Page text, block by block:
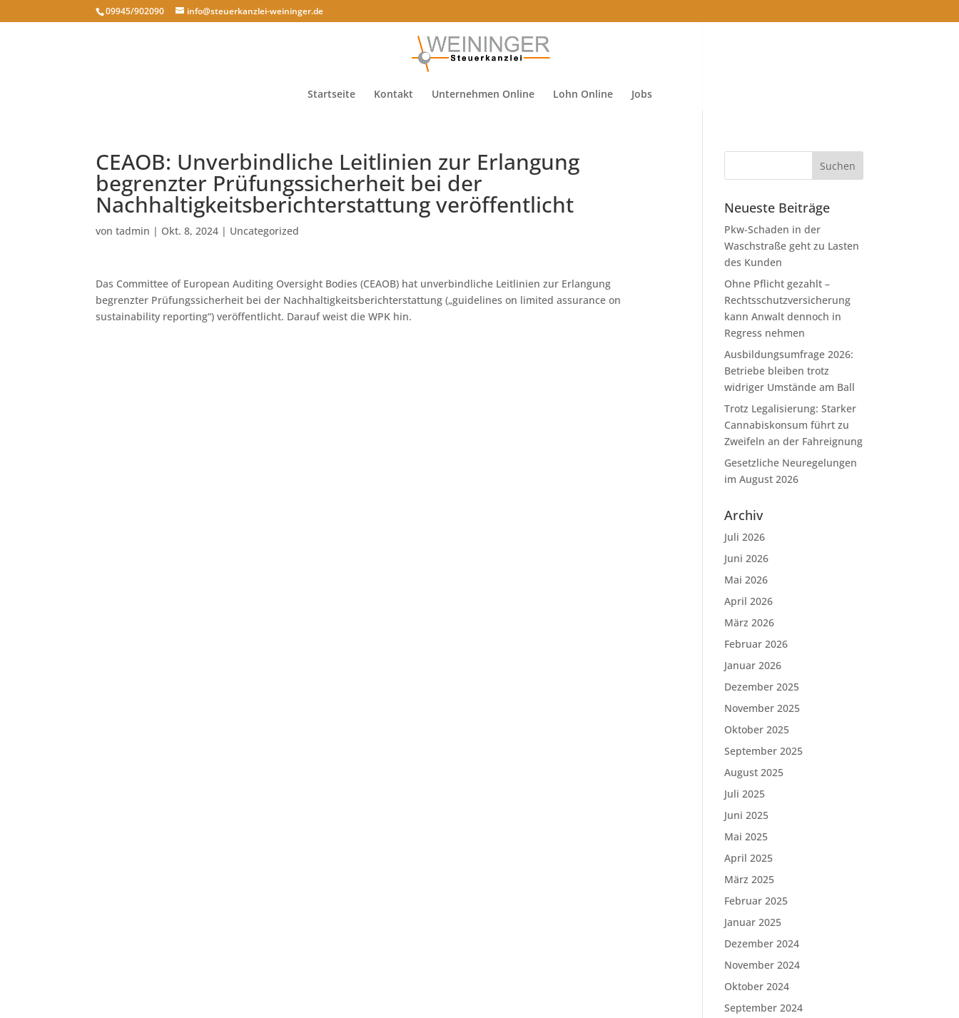
09945/902090 info@steuerkanzlei-weininger.de
Startseite Kontakt Unternehmen Online Lohn Online Jobs
CEAOB: Unverbindliche Leitlinien zur Erlangung
begrenzter Prüfungssicherheit bei der
Nachhaltigkeitsberichterstattung veröffentlicht
vontadmin | Okt. 8, 2024 | Uncategorized
Das Committee of European Auditing Oversight Bodies (CEAOB) hat unverbindliche Leitlinien zur Erlangung
begrenzter Prüfungssicherheit bei der Nachhaltigkeitsberichterstattung („guidelines on limited assurance on
sustainability reporting“) veröffentlicht. Darauf weist die WPK hin.
Neueste Beiträge
Pkw-Schaden in der
Waschstraße geht zu Lasten
des Kunden
Ohne Pflicht gezahlt –
Rechtsschutzversicherung
kann Anwalt dennoch in
Regress nehmen
Ausbildungsumfrage 2026:
Betriebe bleiben trotz
widriger Umstände am Ball
Trotz Legalisierung: Starker
Cannabiskonsum führt zu
Zweifeln an der Fahreignung
Gesetzliche Neuregelungen
im August 2026
Archiv
Juli 2026
Juni 2026
Mai 2026
April 2026
März 2026
Februar 2026
Januar 2026
Dezember 2025
November 2025
Oktober 2025
September 2025
August 2025
Juli 2025
Juni 2025
Mai 2025
April 2025
März 2025
Februar 2025
Januar 2025
Dezember 2024
November 2024
Oktober 2024
September 2024